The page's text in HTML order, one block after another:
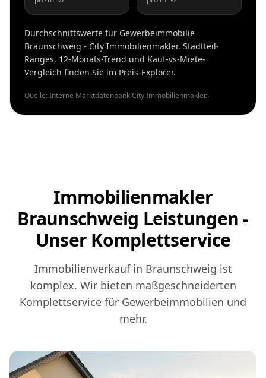
Durchschnittswerte für Gewerbeimmobilie
Braunschweig - City Immobilienmakler. Stadtteil-
Ranges, 12-Monats-Trend und Kauf-vs-Miete-
Vergleich finden Sie im Preis-Explorer.
Quelle: Interne Marktdatenbank City Immobilienmakler.
Immobilienmakler
Braunschweig Leistungen -
Unser Komplettservice
Immobilienverkauf in Braunschweig ist
komplex. Wir bieten maßgeschneiderten
Komplettservice für Gewerbeimmobilien und
mehr.